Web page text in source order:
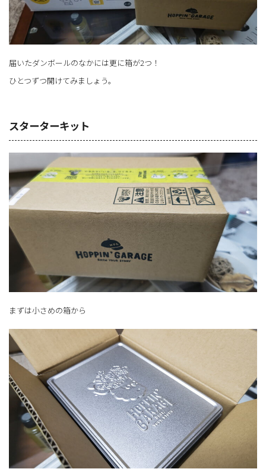
届いたダンボールのなかには更に箱が2つ！
ひとつずつ開けてみましょう。
スターターキット
まずは小さめの箱から